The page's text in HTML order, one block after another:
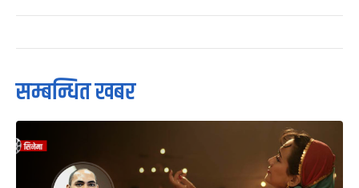
सम्बन्धित खबर